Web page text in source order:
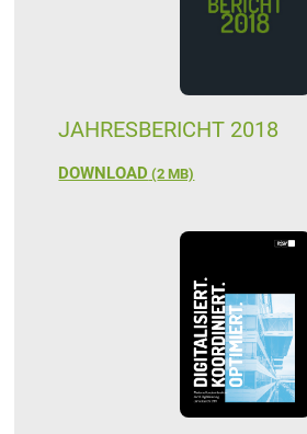
JAHRESBERICHT 2018
DOWNLOAD (2 MB)